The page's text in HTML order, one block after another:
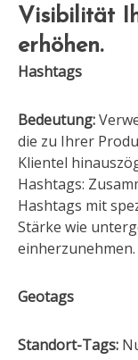
Visibilität
erhöhen.
Hashtags
Bedeutung:
die zu Ihrer
Klientel
Hashtags:
Hashtags mit
Stärke wie
einherzunehmen.
Geotags
Standort-Tags: